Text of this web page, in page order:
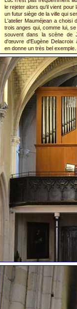
le rejeter alors qu'il vient pour
un futur siège de la ville qui
L'atelier Mauméjean a choisi
trois anges qui, comme lui,
souvent dans la scène de
d'œuvre d'Eugène Delacroix
en donne un très bel exemple.